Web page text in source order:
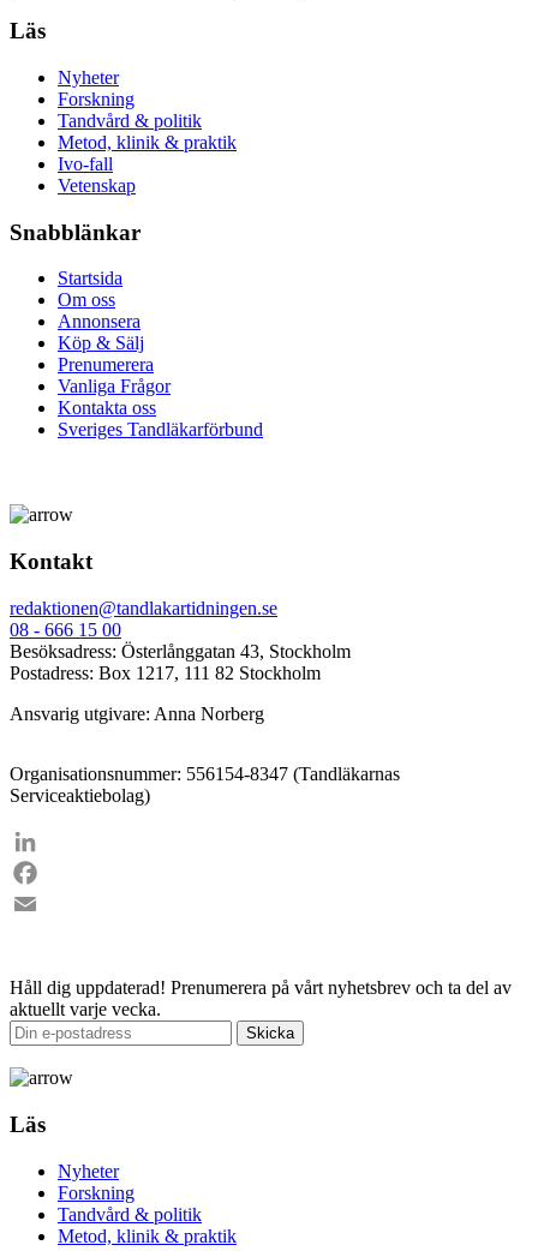
Läs
Nyheter
Forskning
Tandvård & politik
Metod, klinik & praktik
Ivo-fall
Vetenskap
Snabblänkar
Startsida
Om oss
Annonsera
Köp & Sälj
Prenumerera
Vanliga Frågor
Kontakta oss
Sveriges Tandläkarförbund
Kontakt
redaktionen@tandlakartidningen.se
08 - 666 15 00
Besöksadress: Österlånggatan 43, Stockholm
Postadress: Box 1217, 111 82 Stockholm
Ansvarig utgivare: Anna Norberg
Organisationsnummer: 556154-8347 (Tandläkarnas
Serviceaktiebolag)
LinkedIn
Facebook
Håll dig uppdaterad! Prenumerera på vårt nyhetsbrev och ta del av
aktuellt varje vecka.
Läs
Nyheter
Forskning
Tandvård & politik
Metod, klinik & praktik